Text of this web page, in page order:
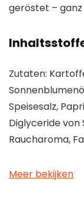
geröstet – ganz
Zutaten:
Speisesalz,
Diglyceride
Raucharoma,
Meer bekijken